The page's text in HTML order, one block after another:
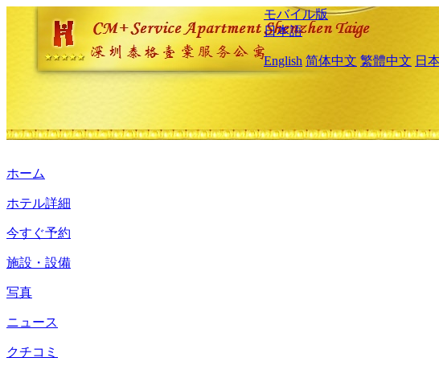
モバイル版
日本語
English 简体中文 繁體中文 日
ホーム
ホテル詳細
今すぐ予約
施設・設備
写真
ニュース
クチコミ